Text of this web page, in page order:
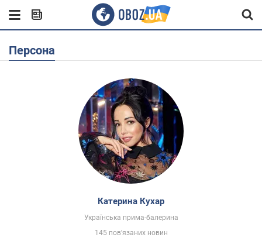
Персона
Катерина Кухар
Українська прима-балерина
145 пов'язаних новин